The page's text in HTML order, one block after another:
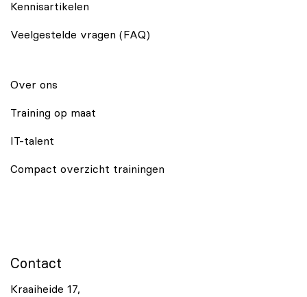
Kennisartikelen
Veelgestelde vragen (FAQ)
Over ons
Training op maat
IT-talent
Compact overzicht trainingen
Contact
Kraaiheide 17,